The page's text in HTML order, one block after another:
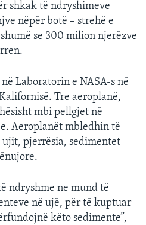
shkak të ndryshimeve
nëpër botë – strehë e
se 300 milion njerëzve
Laboratorin e NASA-s në
Tre aeroplanë,
mbi pellgjet në
Aeroplanët mbledhin të
pjerrësia, sedimentet
ndryshme ne mund të
në ujë, për të kuptuar
këto sedimente”,